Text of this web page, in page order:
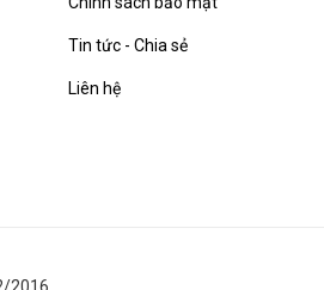
Tin tức - Chia sẻ
Liên hệ
2016.